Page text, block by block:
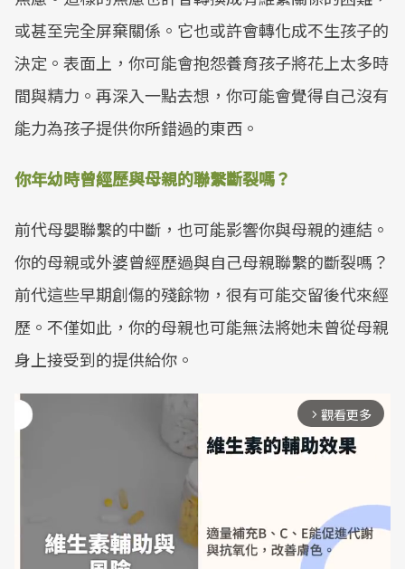
或甚至完全屏棄關係。它也或許會轉化成不生孩子的
決定。表面上，你可能會抱怨養育孩子將花上太多時
間與精力。再深入一點去想，你可能會覺得自己沒有
能力為孩子提供你所錯過的東西。
你年幼時曾經歷與母親的聯繫斷裂嗎？
前代母嬰聯繫的中斷，也可能影響你與母親的連結。
你的母親或外婆曾經歷過與自己母親聯繫的斷裂嗎？
前代這些早期創傷的殘餘物，很有可能交留後代來經
歷。不僅如此，你的母親也可能無法將她未曾從母親
身上接受到的提供給你。
arrow_forward_ios 觀看更多